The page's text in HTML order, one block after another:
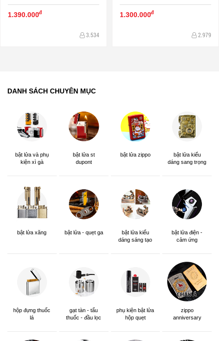
1.390.000đ
3.534
1.300.000đ
2.979
DANH SÁCH CHUYÊN MỤC
bật lửa và phụ
kiện xì gà
bật lửa st
dupont
bật lửa zippo
bật lửa kiểu
dáng sang trọng
bật lửa xăng bật lửa - quẹt ga
bật lửa kiểu
dáng sáng tạo
bật lửa điện -
cảm ứng
hộp đựng thuốc
lá
gạt tàn - tẩu
thuốc - đầu lọc
phụ kiện bật lửa
hộp quẹt
zippo
anniversary